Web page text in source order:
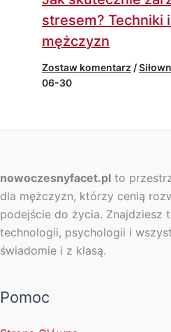
stresem? Techniki
mężczyzn
Zostaw komentarz /
06-30
nowoczesnyfacet.pl to
dla mężczyzn, którzy cenią
podejście do życia. Znajdziesz
technologii, psychologii i
świadomie i z klasą.
Pomoc